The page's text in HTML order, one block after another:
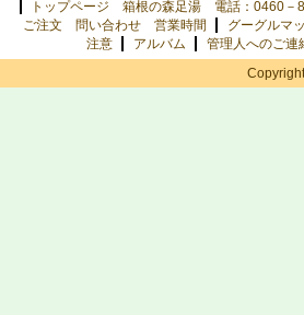
トップページ 箱根の森足湯 電話：0460－
ご注文 問い合わせ 営業時間
グーグルマ
注意
アルバム 管理人へのご連